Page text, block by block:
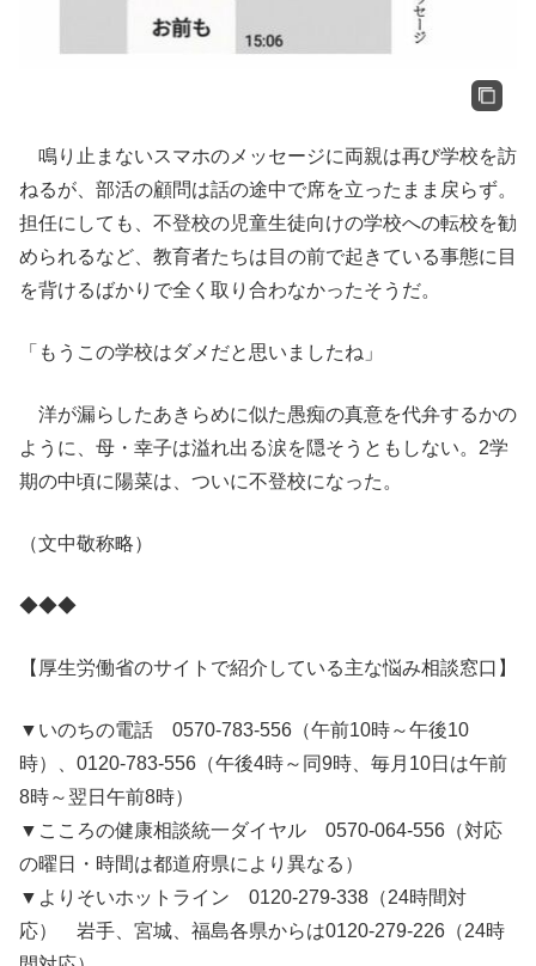
鳴り止まないスマホのメッセージに両親は再び学校を訪
ねるが、部活の顧問は話の途中で席を立ったまま戻らず。
担任にしても、不登校の児童生徒向けの学校への転校を勧
められるなど、教育者たちは目の前で起きている事態に目
を背けるばかりで全く取り合わなかったそうだ。
「もうこの学校はダメだと思いましたね」
洋が漏らしたあきらめに似た愚痴の真意を代弁するかの
ように、母・幸子は溢れ出る涙を隠そうともしない。2学
期の中頃に陽菜は、ついに不登校になった。
（文中敬称略）
◆◆◆
【厚生労働省のサイトで紹介している主な悩み相談窓口】
▼いのちの電話 0570-783-556（午前10時～午後10
時）、0120-783-556（午後4時～同9時、毎月10日は午前
8時～翌日午前8時）
▼こころの健康相談統一ダイヤル 0570-064-556（対応
の曜日・時間は都道府県により異なる）
▼よりそいホットライン 0120-279-338（24時間対
応） 岩手、宮城、福島各県からは0120-279-226（24時